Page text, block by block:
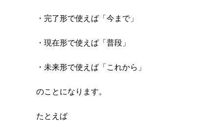
・完了形で使えば「今まで」
・現在形で使えば「普段」
・未来形で使えば「これから」
のことになります。
たとえば